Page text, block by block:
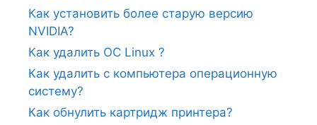
Как установить более старую версию
NVIDIA?
Как удалить ОС Linux ?
Как удалить с компьютера операционную
систему?
Как обнулить картридж принтера?